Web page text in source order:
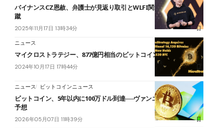
バイナンスCZ恩赦、弁護士が見返り取引とWLFI関連報道を虚偽と一
蹴
2025年11月17日 13時34分
ニュース
マイクロストラテジー、877億円相当のビットコインを追加購入
2024年10月17日 17時44分
ニュース ビットコインニュース
ビットコイン、5年以内に100万ドル到達──ヴァンエック幹部が強気
予想
2026年05月07日 11時39分